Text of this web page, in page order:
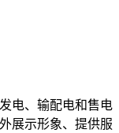
电、输配电和售电
展示形象、提供服